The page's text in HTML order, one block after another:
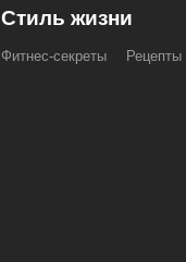
Стиль жизни
Фитнес-секреты Рецепты